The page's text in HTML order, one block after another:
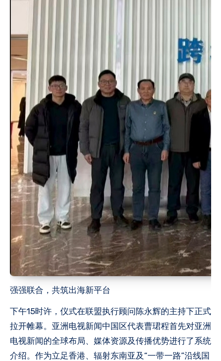
强强联合，共筑出海新平台
下午15时许，仪式在联盟执行顾问陈永辉的主持下正式
拉开帷幕。亚洲电视新闻中国区代表曹珺程首先对亚洲
电视新闻的全球布局、媒体资源及传播优势进行了系统
介绍。作为立足香港、辐射东南亚及“一带一路”沿线国